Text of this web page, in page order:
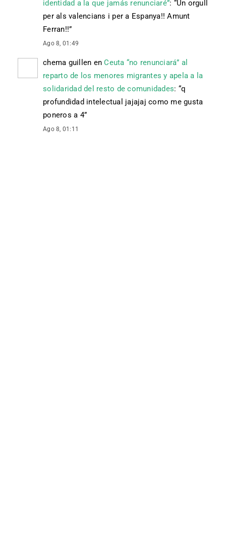
identidad a la que jamás renunciaré”: “Un orgull
per als valencians i per a Espanya!! Amunt
Ferran!!”
Ago 8, 01:49
chema guillen enCeuta “no renunciará” al
reparto de los menores migrantes y apela a la
solidaridad del resto de comunidades: “q
profundidad intelectual jajajaj como me gusta
poneros a 4”
Ago 8, 01:11